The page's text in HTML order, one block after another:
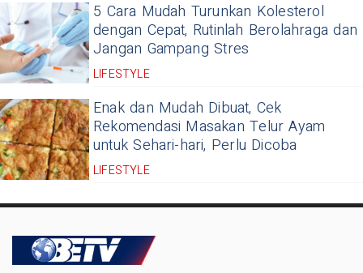
5 Cara Mudah Turunkan Kolesterol
dengan Cepat, Rutinlah Berolahraga dan
Jangan Gampang Stres
LIFESTYLE
Enak dan Mudah Dibuat, Cek
Rekomendasi Masakan Telur Ayam
untuk Sehari-hari, Perlu Dicoba
LIFESTYLE